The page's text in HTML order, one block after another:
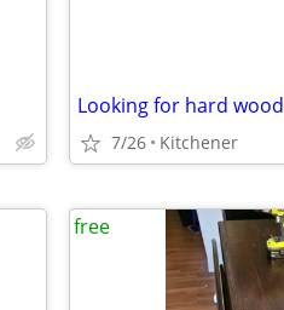
Looking for hard wood
7/26 Kitchener
free